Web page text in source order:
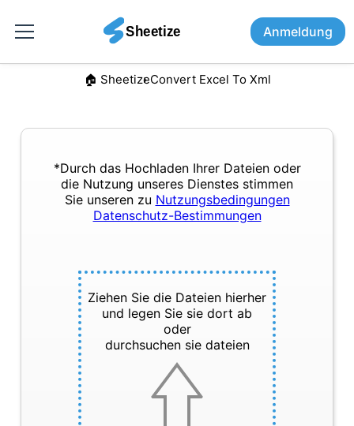
Anmeldung
🏠︎ SheetizeConvert Excel To Xml
*Durch das Hochladen Ihrer Dateien oder
die Nutzung unseres Dienstes stimmen
Sie unseren zu Nutzungsbedingungen
Datenschutz-Bestimmungen
Ziehen Sie die Dateien hierher
und legen Sie sie dort ab
oder
durchsuchen sie dateien